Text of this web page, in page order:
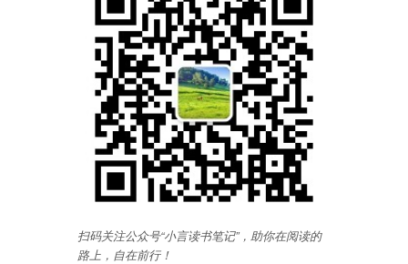
扫码关注公众号“小言读书笔记”，助你在阅读的
路上，自在前行！